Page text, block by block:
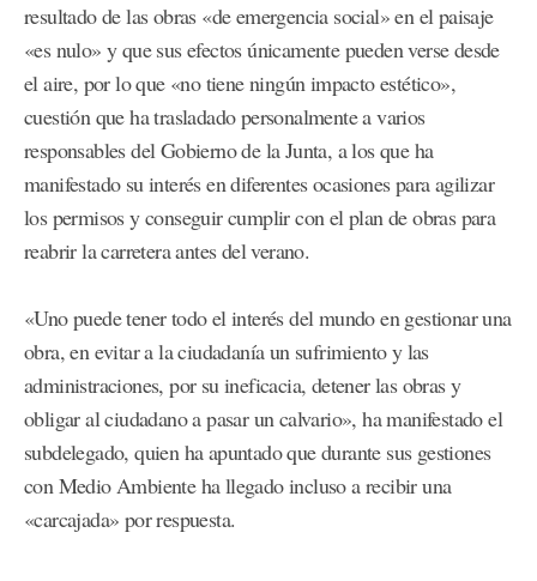
resultado de las obras «de emergencia social» en el paisaje
«es nulo» y que sus efectos únicamente pueden verse desde
el aire, por lo que «no tiene ningún impacto estético»,
cuestión que ha trasladado personalmente a varios
responsables del Gobierno de la Junta, a los que ha
manifestado su interés en diferentes ocasiones para agilizar
los permisos y conseguir cumplir con el plan de obras para
reabrir la carretera antes del verano.
«Uno puede tener todo el interés del mundo en gestionar una
obra, en evitar a la ciudadanía un sufrimiento y las
administraciones, por su ineficacia, detener las obras y
obligar al ciudadano a pasar un calvario», ha manifestado el
subdelegado, quien ha apuntado que durante sus gestiones
con Medio Ambiente ha llegado incluso a recibir una
«carcajada» por respuesta.